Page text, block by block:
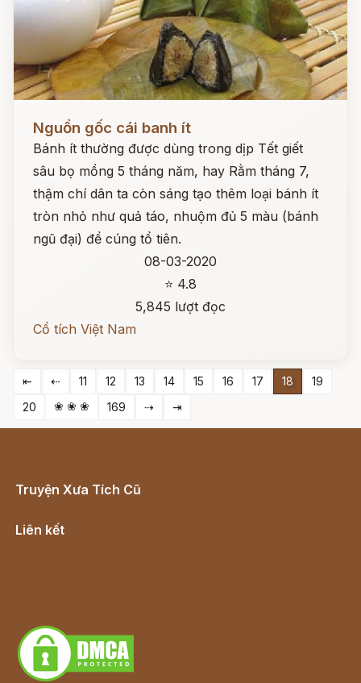
Đọc ngay
Nguồn gốc cái banh ít
Bánh ít thường được dùng trong dịp Tết giết
sâu bọ mồng 5 tháng năm, hay Rằm tháng 7,
thậm chí dân ta còn sáng tạo thêm loại bánh ít
tròn nhỏ như quả táo, nhuộm đủ 5 màu (bánh
ngũ đại) để cúng tổ tiên.
08-03-2020
⭐ 4.8
5,845 lượt đọc
Cổ tích Việt Nam
⇤ ⇠ 11 12 13 14 15 16 17 18
19
20
❀ ❀ ❀ 169 ⇢ ⇥
Truyện Xưa Tích Cũ
Liên kết